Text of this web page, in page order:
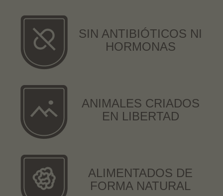
SIN ANTIBIÓTICOS NI
HORMONAS
ANIMALES CRIADOS
EN LIBERTAD
ALIMENTADOS DE
FORMA NATURAL